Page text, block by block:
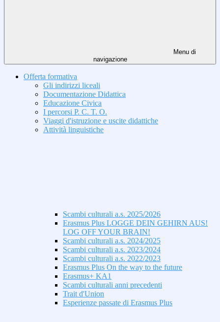
Menu di
navigazione
Offerta formativa
Gli indirizzi liceali
Documentazione Didattica
Educazione Civica
I percorsi P. C. T. O.
Viaggi d'istruzione e uscite didattiche
Attività linguistiche
Scambi culturali a.s. 2025/2026
Erasmus Plus LOGGE DEIN GEHIRN AUS!
LOG OFF YOUR BRAIN!
Scambi culturali a.s. 2024/2025
Scambi culturali a.s. 2023/2024
Scambi culturali a.s. 2022/2023
Erasmus Plus On the way to the future
Erasmus+ KA1
Scambi culturali anni precedenti
Trait d'Union
Esperienze passate di Erasmus Plus